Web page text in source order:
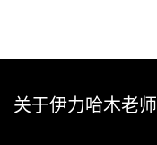
关于伊力哈木老师